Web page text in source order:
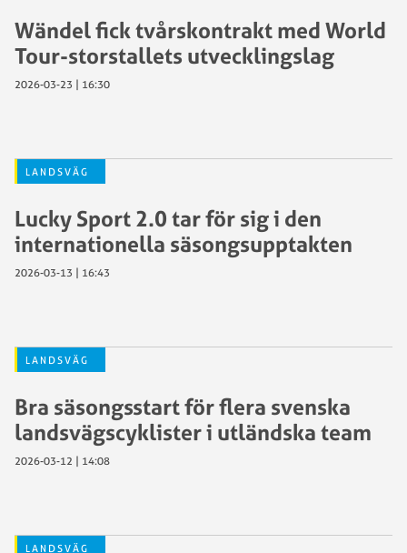
Wändel fick tvårskontrakt med World
Tour-storstallets utvecklingslag
2026-03-23 | 16:30
LANDSVÄG
Lucky Sport 2.0 tar för sig i den
internationella säsongsupptakten
2026-03-13 | 16:43
LANDSVÄG
Bra säsongsstart för flera svenska
landsvägscyklister i utländska team
2026-03-12 | 14:08
LANDSVÄG